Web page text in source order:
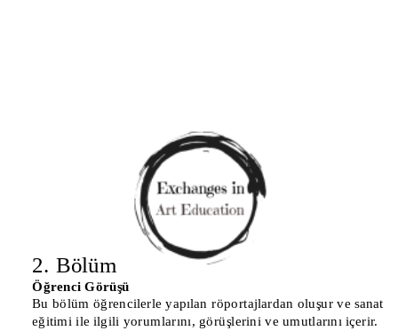
2. Bölüm
Öğrenci Görüşü
Bu bölüm öğrencilerle yapılan röportajlardan oluşur ve sanat
eğitimi ile ilgili yorumlarını, görüşlerini ve umutlarını içerir.